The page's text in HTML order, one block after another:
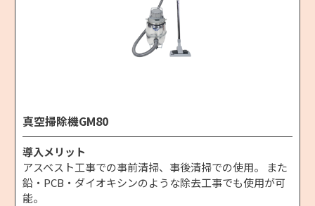
真空掃除機GM80
導入メリット
アスベスト工事での事前清掃、事後清掃での使用。 また
鉛・PCB・ダイオキシンのような除去工事でも使用が可
能。